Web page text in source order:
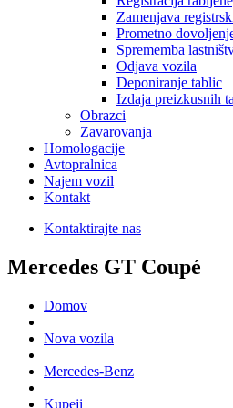
Zamenjava
Prometno
Sprememba
Odjava vozila
Deponiranje tablic
Izdaja preizkusnih
Obrazci
Zavarovanja
Homologacije
Avtopralnica
Najem vozil
Kontakt
Kontaktirajte nas
Mercedes GT Coupé
Domov
Nova vozila
Mercedes-Benz
Kupeji